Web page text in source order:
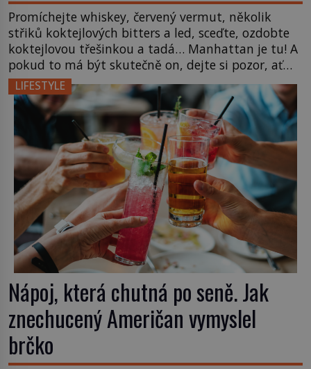
Promíchejte whiskey, červený vermut, několik
střiků koktejlových bitters a led, sceďte, ozdobte
koktejlovou třešinkou a tadá… Manhattan je tu! A
pokud to má být skutečně on, dejte si pozor, ať
místo klasické americké rye whiskey či klidně
bourbonu nepoužijete skotskou whisku. Co se
stane? Inu, koktejl bude stále skvělý, ale už to
nebude Manhattan ale […]
LIFESTYLE
Nápoj, která chutná po seně. Jak
znechucený Američan vymyslel
brčko